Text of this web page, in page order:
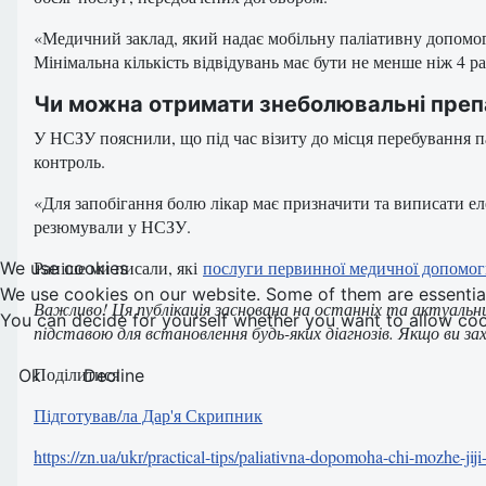
«Медичний заклад, який надає мобільну паліативну
Мінімальна кількість відвідувань має бути не менше ніж 4
Чи можна отримати знеболювальні
У НСЗУ пояснили, що під час візиту до місця перебування
контроль.
«Для запобігання болю лікар має призначити та виписати
резюмували у НСЗУ.
Раніше ми писали, які послуги первинної медичної
Важливо! Ця публікація заснована на останніх та
підставою для встановлення будь-яких діагнозів. Якщо ви
Поділитися
Підготував/ла Дар'я Скрипник
https://zn.ua/ukr/practical-tips/paliativna-dopomoha-chi-mozhe-
We use cookies
We use cookies on our website. Some of them are
You can decide for yourself whether you want to allow
Ok Decline